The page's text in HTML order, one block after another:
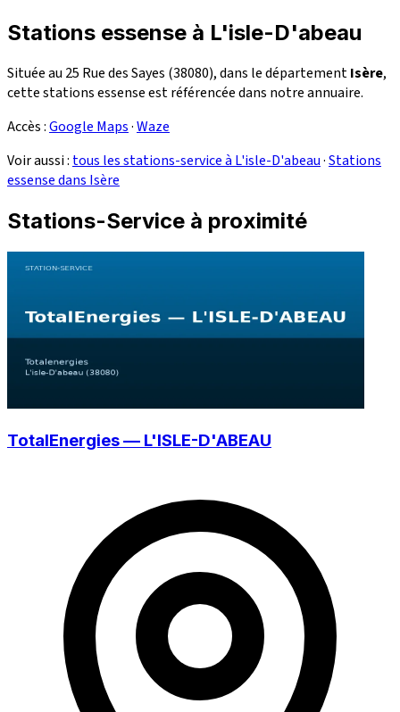
Stations essense à L'isle-D'abeau
Située au 25 Rue des Sayes (38080), dans le départementIsère,
cette stations essense est référencée dans notre annuaire.
Accès :Google Maps·Waze
Voir aussi : tous les stations-service à L'isle-D'abeau·Stations
essense dans Isère
Stations-Service à proximité
TotalEnergies — L'ISLE-D'ABEAU